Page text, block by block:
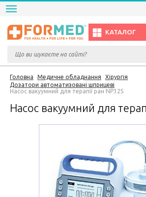
КАТАЛОГ
Головна Медичне обладнання
Хірургія
Дозатори автоматизовані шприцеві
Насос вакуумний для терапії ран NP32S
Насос вакуумний для